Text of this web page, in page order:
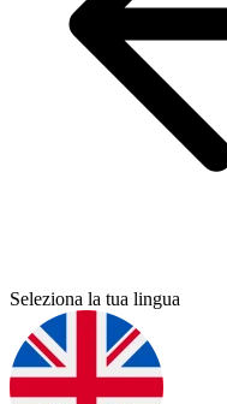
Seleziona la tua lingua